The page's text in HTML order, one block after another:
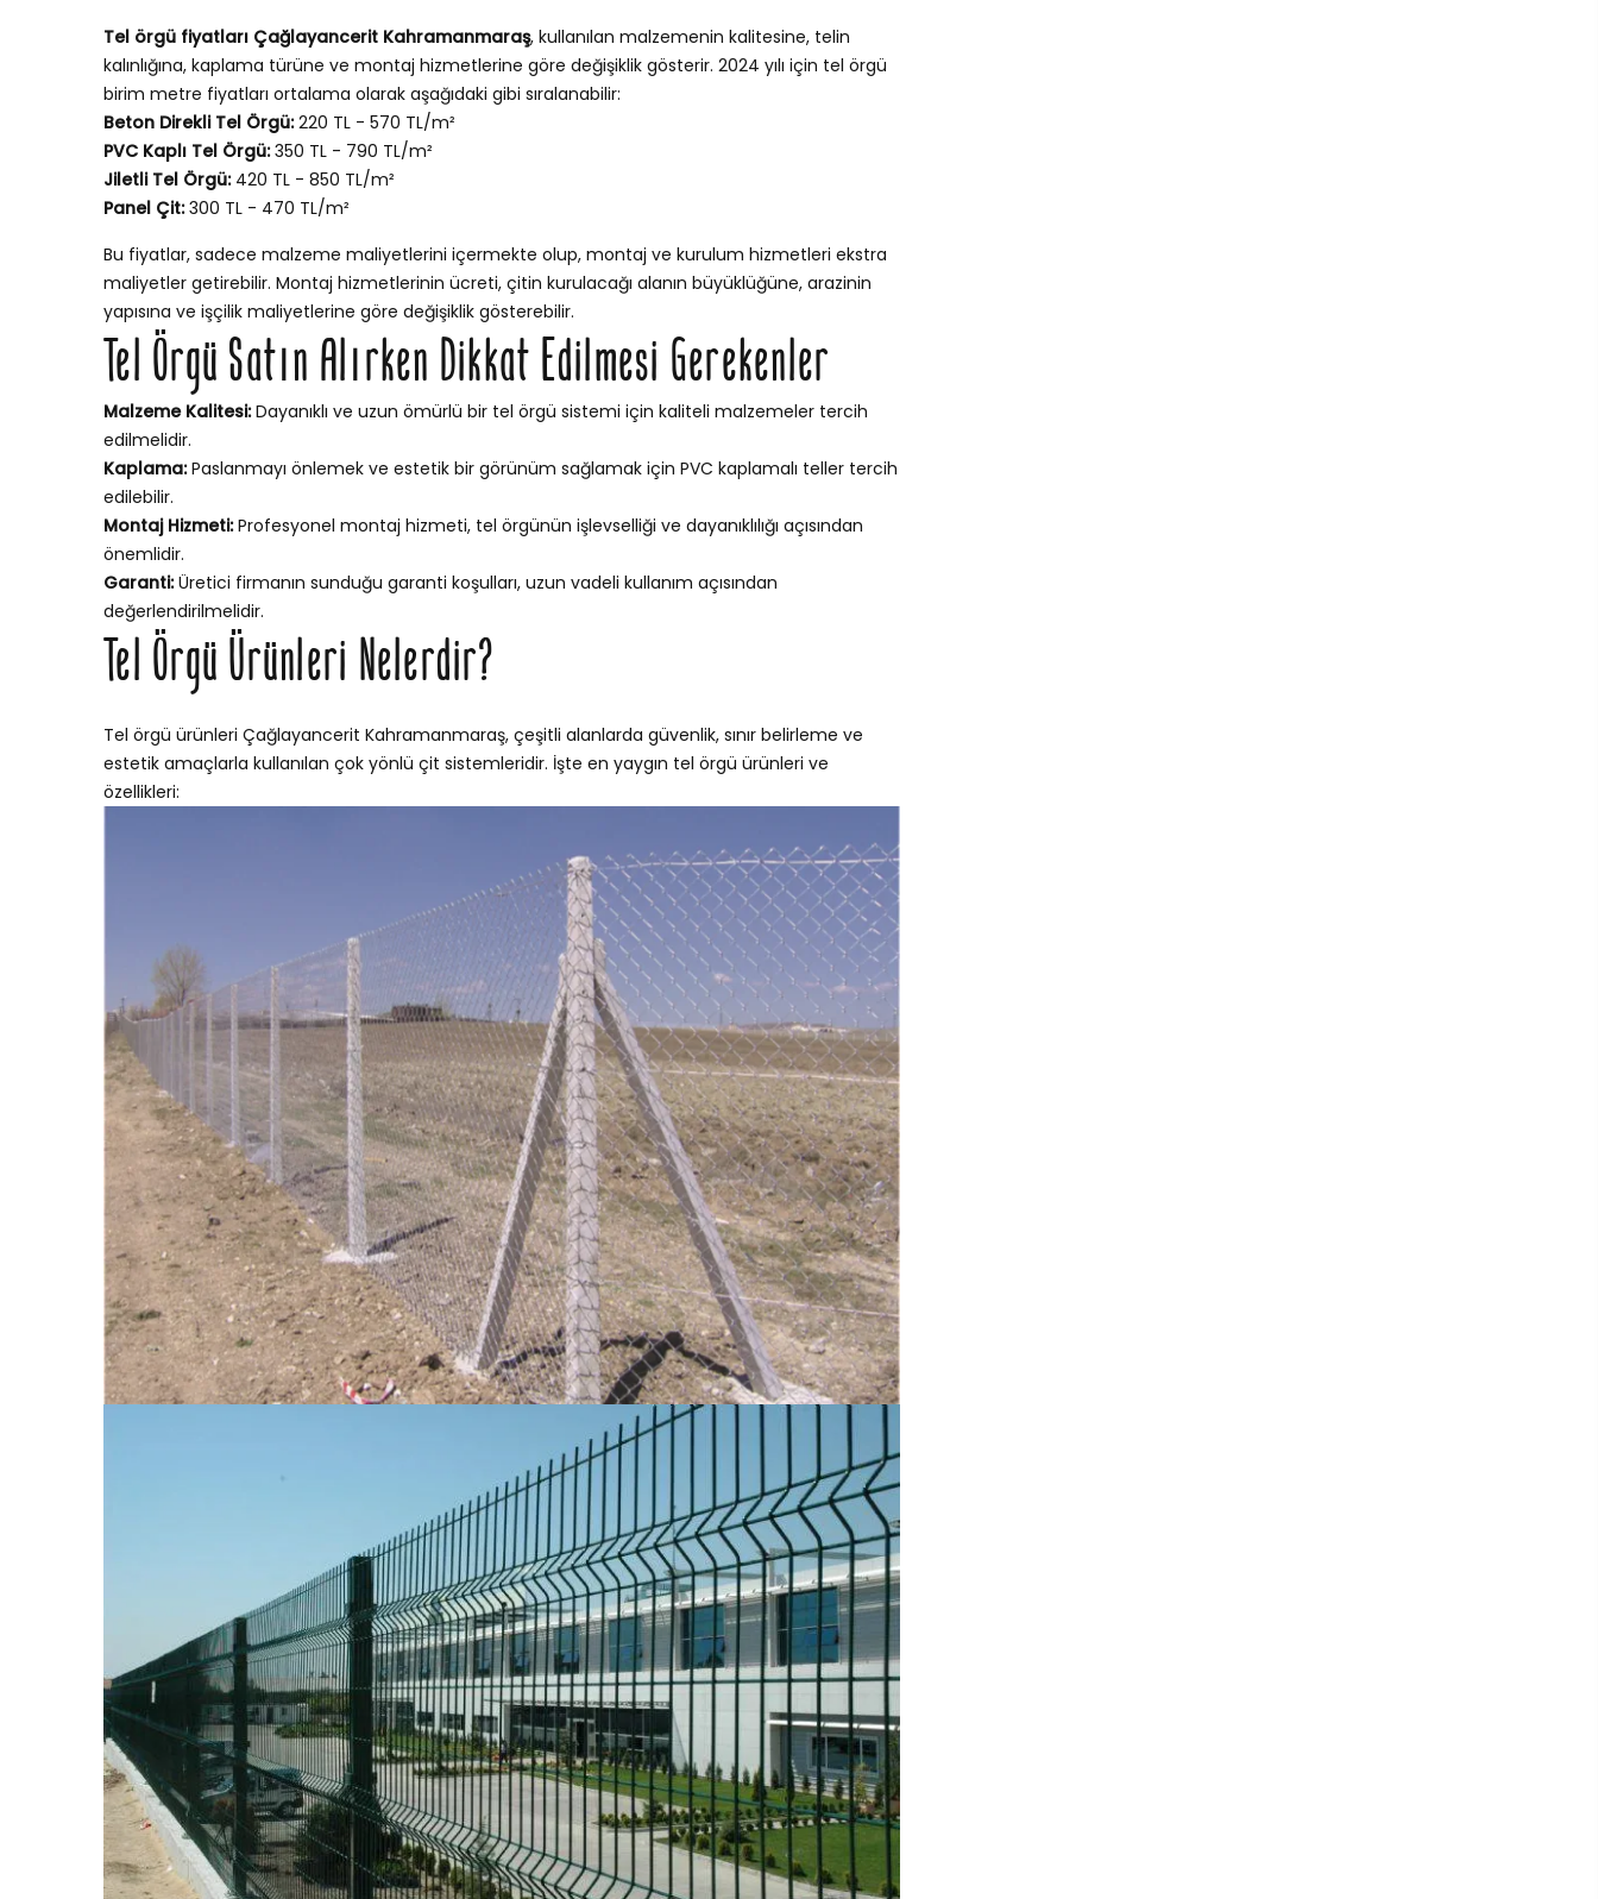
Tel örgü fiyatları Çağlayancerit Kahramanmaraş, kullanılan malzemenin kalitesine, telin
kalınlığına, kaplama türüne ve montaj hizmetlerine göre değişiklik gösterir. 2024 yılı için tel örgü
birim metre fiyatları ortalama olarak aşağıdaki gibi sıralanabilir:
Beton Direkli Tel Örgü:220 TL - 570 TL/m²
PVC Kaplı Tel Örgü:350 TL - 790 TL/m²
Jiletli Tel Örgü:420 TL - 850 TL/m²
Panel Çit:300 TL - 470 TL/m²
Bu fiyatlar, sadece malzeme maliyetlerini içermekte olup, montaj ve kurulum hizmetleri ekstra
maliyetler getirebilir. Montaj hizmetlerinin ücreti, çitin kurulacağı alanın büyüklüğüne, arazinin
yapısına ve işçilik maliyetlerine göre değişiklik gösterebilir.
Tel Örgü Satın Alırken Dikkat Edilmesi Gerekenler
Malzeme Kalitesi:Dayanıklı ve uzun ömürlü bir tel örgü sistemi için kaliteli malzemeler tercih
edilmelidir.
Kaplama:Paslanmayı önlemek ve estetik bir görünüm sağlamak için PVC kaplamalı teller tercih
edilebilir.
Montaj Hizmeti:Profesyonel montaj hizmeti, tel örgünün işlevselliği ve dayanıklılığı açısından
önemlidir.
Garanti:Üretici firmanın sunduğu garanti koşulları, uzun vadeli kullanım açısından
değerlendirilmelidir.
Tel Örgü Ürünleri Nelerdir?
Tel örgü ürünleri Çağlayancerit Kahramanmaraş, çeşitli alanlarda güvenlik, sınır belirleme ve
estetik amaçlarla kullanılan çok yönlü çit sistemleridir. İşte en yaygın tel örgü ürünleri ve
özellikleri: